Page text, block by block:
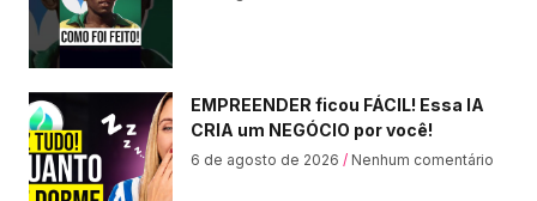
EMPREENDER ficou FÁCIL! Essa IA
CRIA um NEGÓCIO por você!
6 de agosto de 2026 Nenhum comentário